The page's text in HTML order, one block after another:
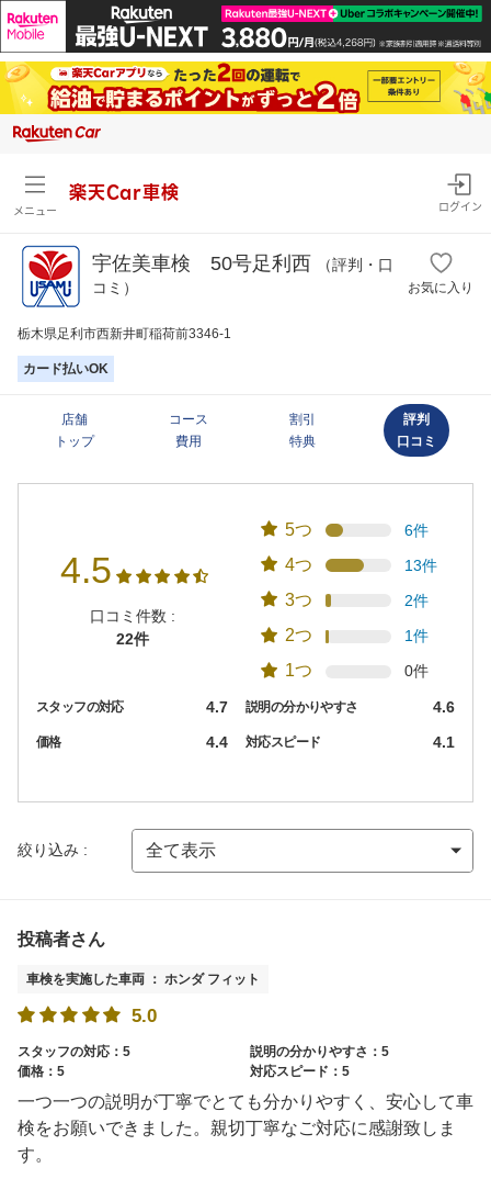
メニュー
楽天Car車検
ログイン
宇佐美車検 50号足利西
（評判・口
コミ）
お気に入り
栃木県足利市西新井町稲荷前3346-1
カード払いOK
店舗
トップ
コース
費用
割引
特典
評判
口コミ
4.5
口コミ件数 :
22件
5つ 6件
4つ 13件
3つ 2件
2つ 1件
1つ 0件
スタッフの対応 4.7 説明の分かりやすさ 4.6
価格 4.4 対応スピード 4.1
絞り込み :
投稿者さん
車検を実施した車両 ： ホンダ フィット
5.0
スタッフの対応：5
説明の分かりやすさ：5
価格：5
対応スピード：5
一つ一つの説明が丁寧でとても分かりやすく、安心して車
検をお願いできました。親切丁寧なご対応に感謝致しま
す。